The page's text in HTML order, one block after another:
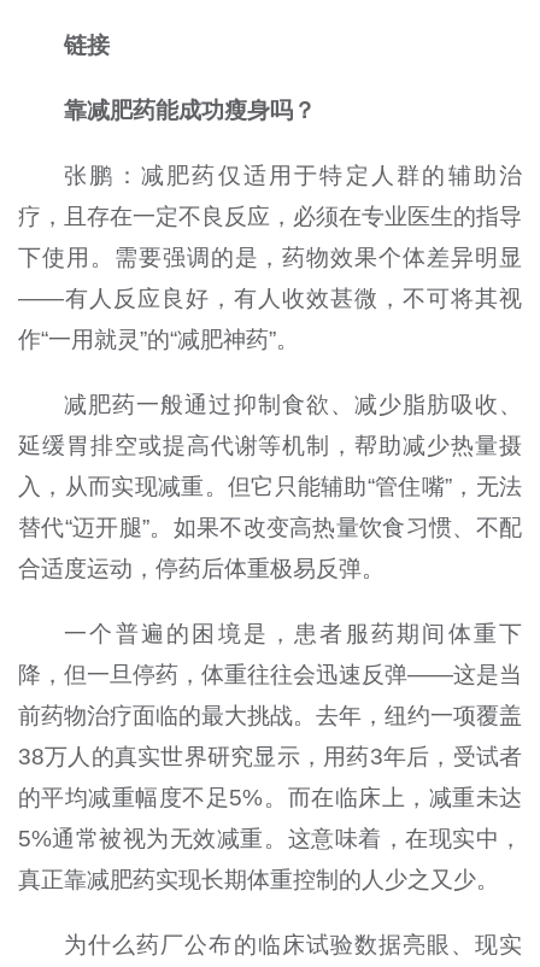
链接
靠减肥药能成功瘦身吗？
张鹏：减肥药仅适用于特定人群的辅助治
疗，且存在一定不良反应，必须在专业医生的指导
下使用。需要强调的是，药物效果个体差异明显
——有人反应良好，有人收效甚微，不可将其视
作“一用就灵”的“减肥神药”。
减肥药一般通过抑制食欲、减少脂肪吸收、
延缓胃排空或提高代谢等机制，帮助减少热量摄
入，从而实现减重。但它只能辅助“管住嘴”，无法
替代“迈开腿”。如果不改变高热量饮食习惯、不配
合适度运动，停药后体重极易反弹。
一个普遍的困境是，患者服药期间体重下
降，但一旦停药，体重往往会迅速反弹——这是当
前药物治疗面临的最大挑战。去年，纽约一项覆盖
38万人的真实世界研究显示，用药3年后，受试者
的平均减重幅度不足5%。而在临床上，减重未达
5%通常被视为无效减重。这意味着，在现实中，
真正靠减肥药实现长期体重控制的人少之又少。
为什么药厂公布的临床试验数据亮眼、现实